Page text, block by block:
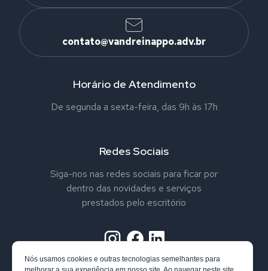
contato@vandreinappo.adv.br
Horário de Atendimento
De segunda a sexta-feira, das 9h às 17h
Redes Sociais
Siga-nos nas redes sociais para ficar por
dentro das novidades e serviços
prestados pelo escritório
Nós usamos cookies e outras tecnologias semelhantes para